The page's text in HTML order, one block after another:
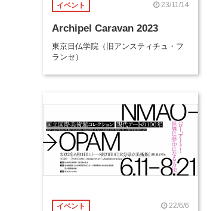
イベント 23/11/14
Archipel Caravan 2023
東京日仏学院（旧アンスティチュ・フ
ランセ）
イベント 22/6/6